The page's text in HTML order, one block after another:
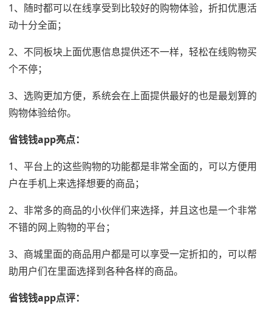
1、随时都可以在线享受到比较好的购物体验，折扣优惠活
动十分全面；
2、不同板块上面优惠信息提供还不一样，轻松在线购物买
个不停；
3、选购更加方便，系统会在上面提供最好的也是最划算的
购物体验给你。
省钱钱app亮点：
1、平台上的这些购物的功能都是非常全面的，可以方便用
户在手机上来选择想要的商品；
2、非常多的商品的小伙伴们来选择，并且这也是一个非常
不错的网上购物的平台；
3、商城里面的商品用户都是可以享受一定折扣的，可以帮
助用户们在里面选择到各种各样的商品。
省钱钱app点评：